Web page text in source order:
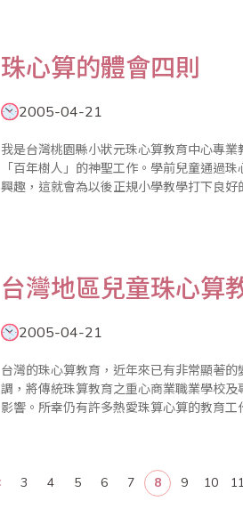
珠心算的體會四則
2005-04-21
我是台灣桃園縣小狀元珠心算教育中心專
「百年樹人」的神聖工作。學前兒童通過
興趣，這就會為以後正規小學教學打下良好的
台灣地區兒童珠心算
2005-04-21
台灣的珠心算教育，近年來已有非常顯著
調，將傳統珠算教育之重心商業職業學校
影響。所幸仍有許多熱愛珠算心算的教育
3 4 5 6 7 8 9 10 11